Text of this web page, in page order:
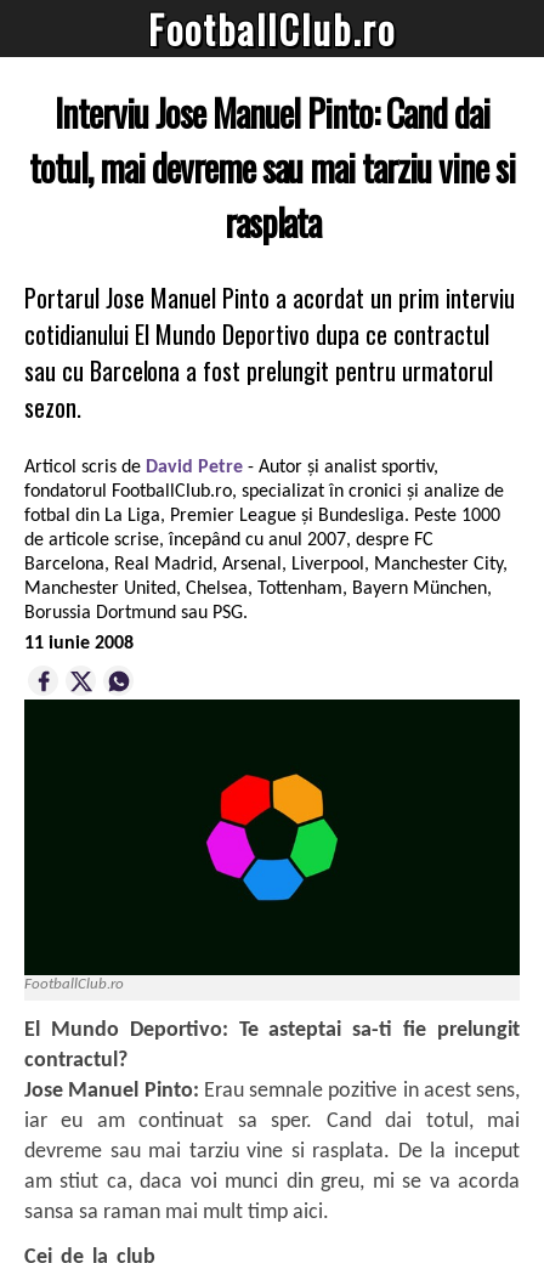
FootballClub.ro
Interviu Jose Manuel Pinto: Cand dai
totul, mai devreme sau mai tarziu vine si
rasplata
Portarul Jose Manuel Pinto a acordat un prim interviu
cotidianului El Mundo Deportivo dupa ce contractul
sau cu Barcelona a fost prelungit pentru urmatorul
sezon.
Articol scris de David Petre - Autor și analist sportiv,
fondatorul FootballClub.ro, specializat în cronici și analize de
fotbal din La Liga, Premier League și Bundesliga. Peste 1000
de articole scrise, începând cu anul 2007, despre FC
Barcelona, Real Madrid, Arsenal, Liverpool, Manchester City,
Manchester United, Chelsea, Tottenham, Bayern München,
Borussia Dortmund sau PSG.
11 iunie 2008
FootballClub.ro
El Mundo Deportivo: Te asteptai sa-ti fie prelungit
contractul?
Jose Manuel Pinto: Erau semnale pozitive in acest sens,
iar eu am continuat sa sper. Cand dai totul, mai
devreme sau mai tarziu vine si rasplata. De la inceput
am stiut ca, daca voi munci din greu, mi se va acorda
sansa sa raman mai mult timp aici.
Cei de la club